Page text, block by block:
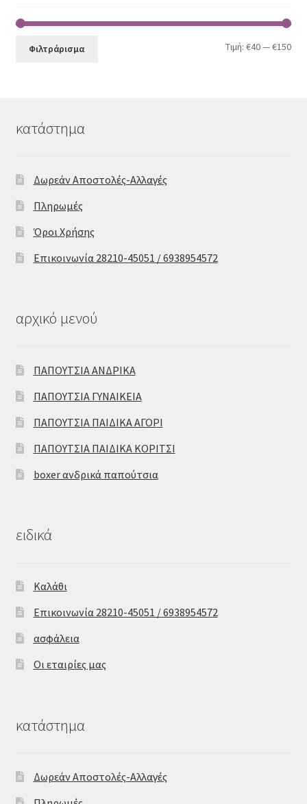
Φιλτράρισμα Τιμή:€40—€150
κατάστημα
Δωρεάν Αποστολές-Αλλαγές
Πληρωμές
Όροι Χρήσης
Επικοινωνία 28210-45051 / 6938954572
αρχικό μενού
ΠΑΠΟΥΤΣΙΑ ΑΝΔΡΙΚΑ
ΠΑΠΟΥΤΣΙΑ ΓΥΝΑΙΚΕΙΑ
ΠΑΠΟΥΤΣΙΑ ΠΑΙΔΙΚΑ ΑΓΟΡΙ
ΠΑΠΟΥΤΣΙΑ ΠΑΙΔΙΚΑ ΚΟΡΙΤΣΙ
boxer ανδρικά παπούτσια
ειδικά
Καλάθι
Επικοινωνία 28210-45051 / 6938954572
ασφάλεια
Οι εταιρίες μας
κατάστημα
Δωρεάν Αποστολές-Αλλαγές